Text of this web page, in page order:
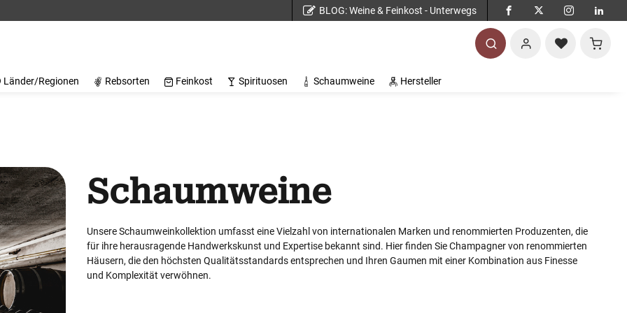
BLOG: Weine & Feinkost - Unterwegs
Länder/Regionen Rebsorten Feinkost Spirituosen Schaumweine Hersteller
Schaumweine
Unsere Schaumweinkollektion umfasst eine Vielzahl von internationalen Marken und renommierten Produzenten, die
für ihre herausragende Handwerkskunst und Expertise bekannt sind. Hier finden Sie Champagner von renommierten
Häusern, die den höchsten Qualitätsstandards entsprechen und Ihren Gaumen mit einer Kombination aus Finesse
und Komplexität verwöhnen.